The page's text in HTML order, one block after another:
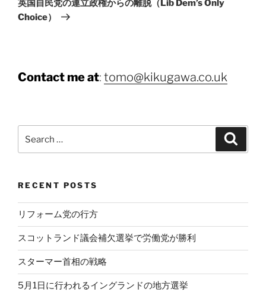
英国自民党の連立政権からの離脱（Lib Dem’s Only
Choice）
Contact me at: tomo@kikugawa.co.uk
for:
RECENT POSTS
リフォーム党の行方
スコットランド議会補欠選挙で労働党が勝利
スターマー首相の戦略
5月1日に行われるイングランドの地方選挙